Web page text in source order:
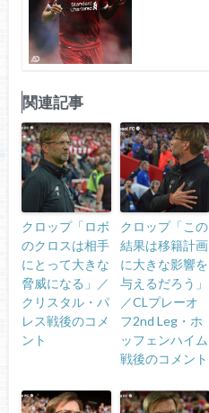
関連記事
クロップ「ロボ
のクロスは相手
にとって大きな
脅威になる」／
クリスタル・パ
レス戦後のコメ
ント
クロップ「この
結果は移籍計画
に大きな影響を
与えるだろう」
／CLプレーオ
フ2nd Leg・ホ
ッフェンハイム
戦後のコメント